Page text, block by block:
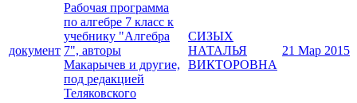
документ
Рабочая программа
по алгебре 7 класс к
учебнику "Алгебра
7", авторы
Макарычев и другие,
под редакцией
Теляковского
СИЗЫХ
НАТАЛЬЯ
ВИКТОРОВНА
21 Мар 2015